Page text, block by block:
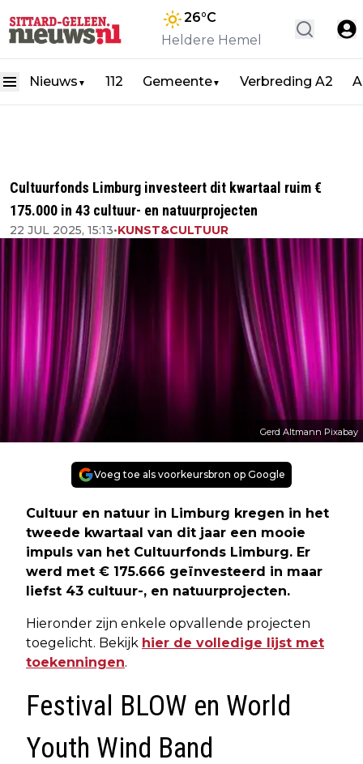
26°C
Heldere Hemel
Nieuws ▼ 112 Gemeente▼ Verbreding A2
Cultuurfonds Limburg investeert dit kwartaal ruim €
175.000 in 43 cultuur- en natuurprojecten
22 JUL 2025, 15:13•KUNST&CULTUUR
Gerd Altmann Pixabay
Voeg toe als voorkeursbron op Google
Cultuur en natuur in Limburg kregen in het
tweede kwartaal van dit jaar een mooie
impuls van het Cultuurfonds Limburg. Er
werd met € 175.666 geïnvesteerd in maar
liefst 43 cultuur-, en natuurprojecten.
Hieronder zijn enkele opvallende projecten
toegelicht. Bekijk hier de volledige lijst met
toekenningen.
Festival BLOW en World
Youth Wind Band